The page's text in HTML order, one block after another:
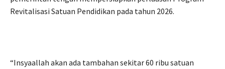
Revitalisasi Satuan Pendidikan pada tahun 2026.
“Insyaallah akan ada tambahan sekitar 60 ribu satuan